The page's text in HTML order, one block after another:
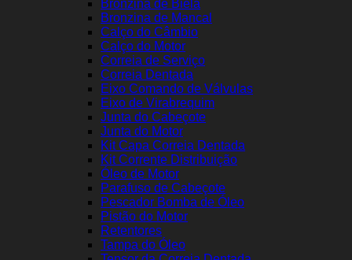
Bronzina de Biela
Bronzina de Mancal
Calço do Câmbio
Calço do Motor
Correia de Serviço
Correia Dentada
Eixo Comando de Válvulas
Eixo de Virabrequim
Junta do Cabeçote
Junta do Motor
Kit Capa Correia Dentada
Kit Corrente Distribuição
Óleo de Motor
Parafuso de Cabeçote
Pescador Bomba de Óleo
Pistão do Motor
Retentores
Tampa do Óleo